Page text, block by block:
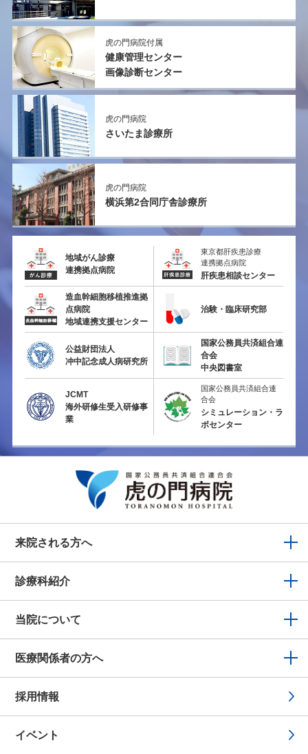
虎の門病院付属
健康管理センター
画像診断センター
虎の門病院
さいたま診療所
虎の門病院
横浜第2合同庁舎診療所
地域がん診療
連携拠点病院
東京都肝疾患診療
連携拠点病院
肝疾患相談センター
造血幹細胞移植推進拠
点病院
地域連携支援センター
治験・臨床研究部
公益財団法人
冲中記念成人病研究所
国家公務員共済組合連
合会
中央図書室
JCMT
海外研修生受入研修事
業
国家公務員共済組合連
合会
シミュレーション・ラ
ボセンター
来院される方へ
診療科紹介
当院について
医療関係者の方へ
採用情報
イベント